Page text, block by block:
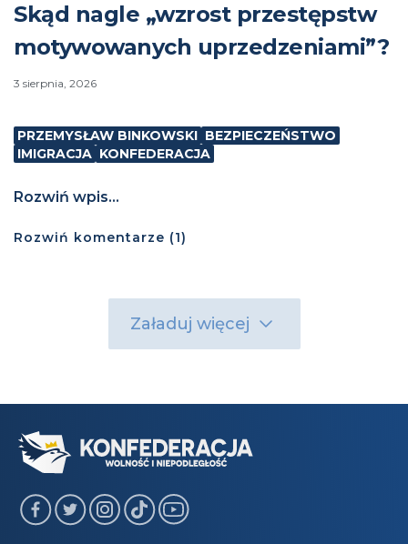
Skąd nagle „wzrost przestępstw
motywowanych uprzedzeniami”?
3 sierpnia, 2026
PRZEMYSŁAW BINKOWSKI BEZPIECZEŃSTWO
IMIGRACJA KONFEDERACJA
Rozwiń wpis...
Rozwiń komentarze (1)
Załaduj więcej